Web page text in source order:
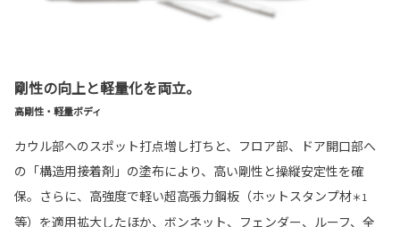
剛性の向上と軽量化を両立。
高剛性・軽量ボディ
カウル部へのスポット打点増し打ちと、フロア部、ドア開口部へ
の「構造用接着剤」の塗布により、高い剛性と操縦安定性を確
保。さらに、高強度で軽い超高張力鋼板（ホットスタンプ材＊1
等）を適用拡大したほか、ボンネット、フェンダー、ルーフ、全